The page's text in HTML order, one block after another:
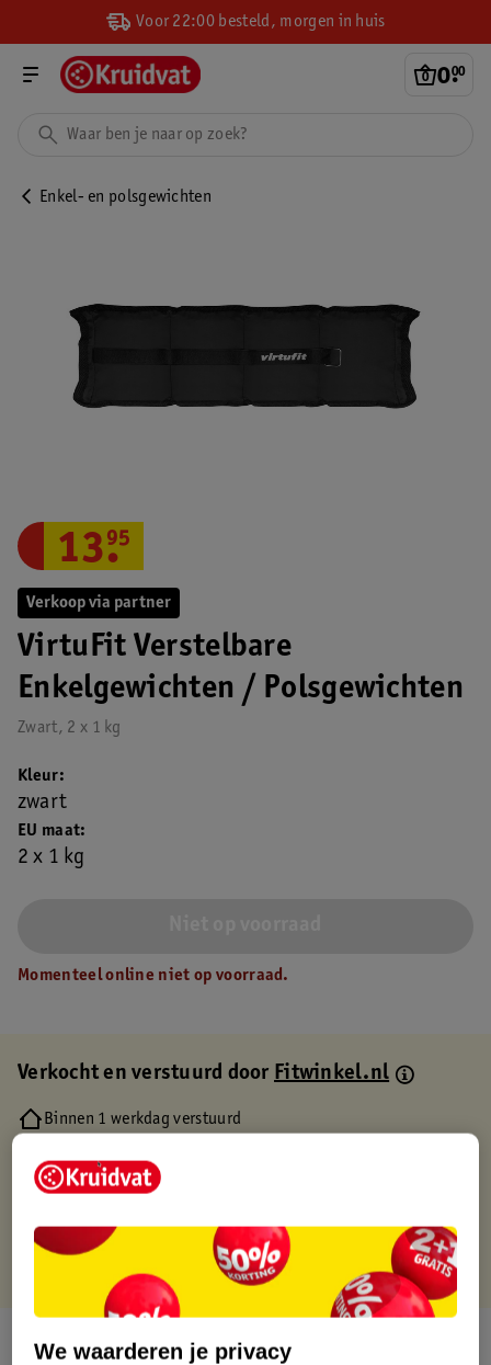
Voor 22:00 besteld, morgen in huis
0.
00
Enkel- en polsgewichten
Verkoop via partner
VirtuFit Verstelbare
Enkelgewichten / Polsgewichten
Zwart, 2 x 1 kg
13.
95
EU maat
2 x 1 kg
Kleur
zwart
Momenteel online niet op voorraad.
Verkocht en verstuurd doorFitwinkel.nl
Binnen 1 werkdag verstuurd
Gratis retourneren via verkooppartner.
Gratis punten met je Kruidvat kaart
Over dit product
We waarderen je privacy